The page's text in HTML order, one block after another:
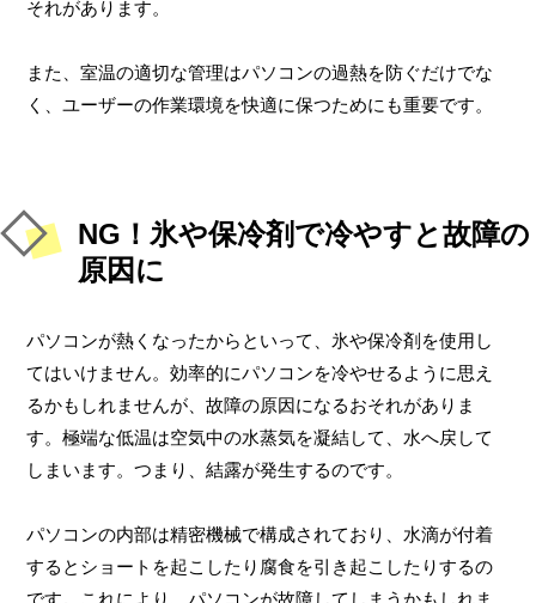
それがあります。
また、室温の適切な管理はパソコンの過熱を防ぐだけでな
く、ユーザーの作業環境を快適に保つためにも重要です。
NG！氷や保冷剤で冷やすと故障の
原因に
パソコンが熱くなったからといって、氷や保冷剤を使用し
てはいけません。効率的にパソコンを冷やせるように思え
るかもしれませんが、故障の原因になるおそれがありま
す。極端な低温は空気中の水蒸気を凝結して、水へ戻して
しまいます。つまり、結露が発生するのです。
パソコンの内部は精密機械で構成されており、水滴が付着
するとショートを起こしたり腐食を引き起こしたりするの
です。これにより、パソコンが故障してしまうかもしれま